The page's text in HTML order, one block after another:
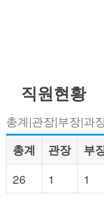
직원현황
총계|관장|부장|과
총계
관장 부
26
1 1